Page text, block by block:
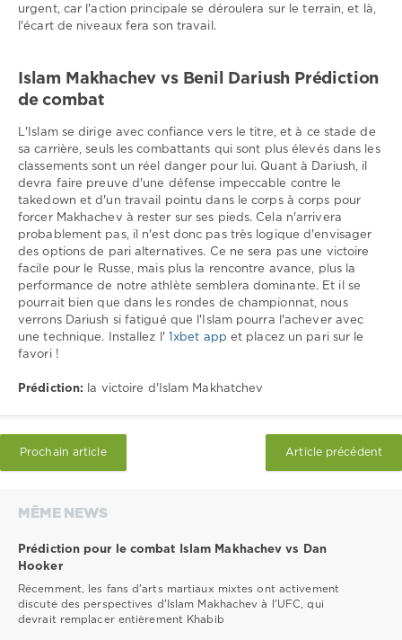
urgent, car l'action principale se déroulera sur le terrain, et là,
l'écart de niveaux fera son travail.
Islam Makhachev vs Benil Dariush Prédiction
de combat
L'Islam se dirige avec confiance vers le titre, et à ce stade de
sa carrière, seuls les combattants qui sont plus élevés dans les
classements sont un réel danger pour lui. Quant à Dariush, il
devra faire preuve d'une défense impeccable contre le
takedown et d'un travail pointu dans le corps à corps pour
forcer Makhachev à rester sur ses pieds. Cela n'arrivera
probablement pas, il n'est donc pas très logique d'envisager
des options de pari alternatives. Ce ne sera pas une victoire
facile pour le Russe, mais plus la rencontre avance, plus la
performance de notre athlète semblera dominante. Et il se
pourrait bien que dans les rondes de championnat, nous
verrons Dariush si fatigué que l'Islam pourra l'achever avec
une technique. Installez l'
1xbet app et placez un pari sur le
favori !
Prédiction: la victoire d'Islam Makhatchev
Prochain article Article précédent
MÊME NEWS
Prédiction pour le combat Islam Makhachev vs Dan
Hooker
Récemment, les fans d'arts martiaux mixtes ont activement
discuté des perspectives d'Islam Makhachev à l'UFC, qui
devrait remplacer entièrement Khabib